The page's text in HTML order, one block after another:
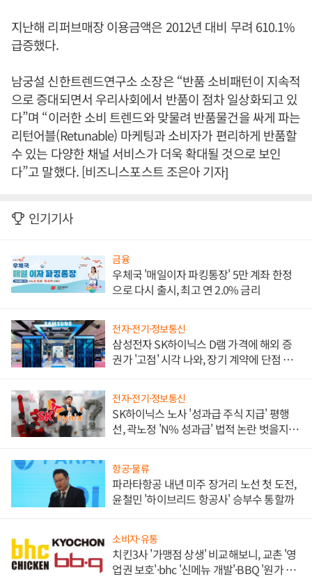
지난해 리퍼브매장 이용금액은 2012년 대비 무려 610.1%
급증했다.
남궁설 신한트렌드연구소 소장은 “반품 소비패턴이 지속적
으로 증대되면서 우리사회에서 반품이 점차 일상화되고 있
다”며 “이러한 소비 트렌드와 맞물려 반품물건을 싸게 파는
리턴어블(Retunable) 마케팅과 소비자가 편리하게 반품할
수 있는 다양한 채널 서비스가 더욱 확대될 것으로 보인
다”고 말했다. [비즈니스포스트 조은아 기자]
인기기사
금융
우체국 '매일이자 파킹통장' 5만 계좌 한정
으로 다시 출시, 최고 연 2.0% 금리
전자·전기·정보통신
삼성전자 SK하이닉스 D램 가격에 해외 증
권가 '고점' 시각 나와, 장기 계약에 단점 부
전자·전기·정보통신
SK하이닉스 노사 '성과급 주식 지급' 평행
선, 곽노정 'N% 성과급' 법적 논란 벗을지 주
항공·물류
파라타항공 내년 미주 장거리 노선 첫 도전,
윤철민 '하이브리드 항공사' 승부수 통할까
소비자·유통
치킨3사 '가맹점 상생' 비교해보니, 교촌 '영
업권 보호'·bhc '신메뉴 개발'·BBQ '원가 부